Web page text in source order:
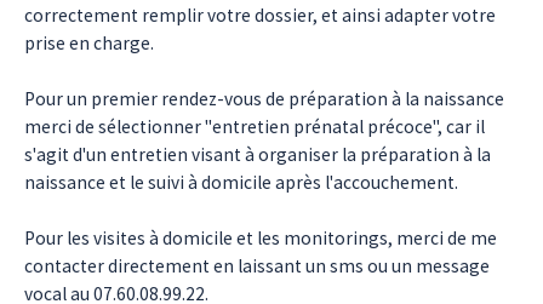
correctement remplir votre dossier, et ainsi adapter votre
prise en charge.
Pour un premier rendez-vous de préparation à la naissance
merci de sélectionner "entretien prénatal précoce", car il
s'agit d'un entretien visant à organiser la préparation à la
naissance et le suivi à domicile après l'accouchement.
Pour les visites à domicile et les monitorings, merci de me
contacter directement en laissant un sms ou un message
vocal au 07.60.08.99.22.